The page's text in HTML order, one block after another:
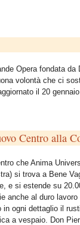
Opera fondata
volontà che ci
il 20
Centro alla
che Anima
si trova a Bene
e si estende su
anche al duro
in ogni dettaglio il
a vespaio. Don